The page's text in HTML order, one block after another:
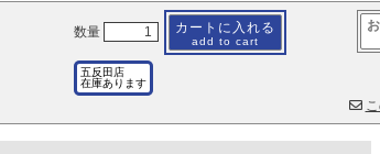
数量 カートに入れる
add to cart
五反田店
在庫あります